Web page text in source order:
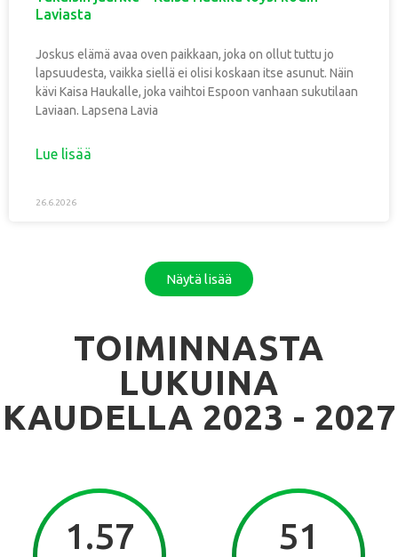
Laviasta
Joskus elämä avaa oven paikkaan, joka on ollut tuttu jo
lapsuudesta, vaikka siellä ei olisi koskaan itse asunut. Näin
kävi Kaisa Haukalle, joka vaihtoi Espoon vanhaan sukutilaan
Laviaan. Lapsena Lavia
Lue lisää
26.6.2026
Näytä lisää
TOIMINNASTA
LUKUINA
KAUDELLA 2023 - 2027
1.57 51